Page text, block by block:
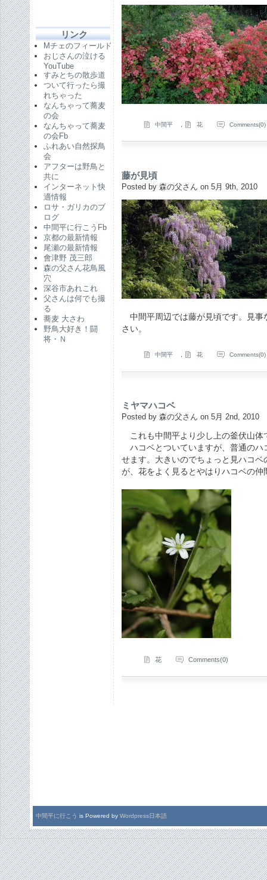
リンク
Mチェのフィールド
おじさんの泣ける
YouTube
すみとちの散歩道
ついて行ったら撮
れちゃった
なんちゃって蕎麦
の会
なんちゃって蕎麦
の会Fb
ふれあい自然探鳥
会
アフターは野鳥と
共に
インターネット快
適情報
ロサ・ガリカのブ
ログ
中間平に行こうFb
京都の最新情報
尾瀬の最新情報
會津野 茂三郎
森の父さん花鳥風
穴
深谷市あれこれ
父さんは何でも撮
る
蕎麦 大さわ
野鳥大好き！闘
将・Ｎ
中間平 花 Comments(0)
藤が見頃
Posted by 森の父さん on 5月 9th, 2010
中間平周辺では藤が見頃です。見事
さい。
中間平 , 花 Comments(0)
ミヤマハコベ
Posted by 森の父さん on 5月 2nd, 2010
これも中間平より少し上の釜伏山体
ハコベとついていますが、普通のハ
せます。大きいのでちょっと見ハコ
が、花をよく見るとやはりハコベの仲
花 Comments(0)
中間平に行こう is Powered by Wordpress日本語